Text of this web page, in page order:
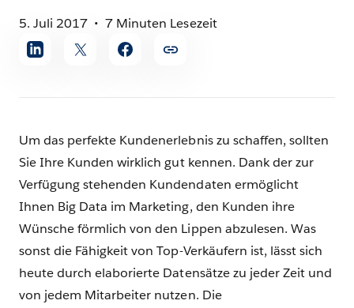
5. Juli 2017
7 Minuten Lesezeit
Artikel
teilen
Um das perfekte Kundenerlebnis zu schaffen, sollten
Sie Ihre Kunden wirklich gut kennen. Dank der zur
Verfügung stehenden Kundendaten ermöglicht
Ihnen Big Data im Marketing, den Kunden ihre
Wünsche förmlich von den Lippen abzulesen. Was
sonst die Fähigkeit von Top-Verkäufern ist, lässt sich
heute durch elaborierte Datensätze zu jeder Zeit und
von jedem Mitarbeiter nutzen. Die